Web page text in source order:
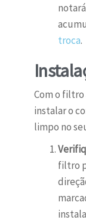
troca.
Com o
instalar o
limpo no
filtro